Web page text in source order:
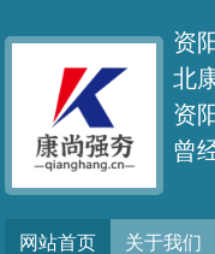
资
北
资
曾
网站首页 关于我们